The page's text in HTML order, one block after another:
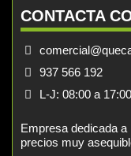
CONTACTA
937 566 192
L-J: 08:00 a
Empresa dedicada
precios muy